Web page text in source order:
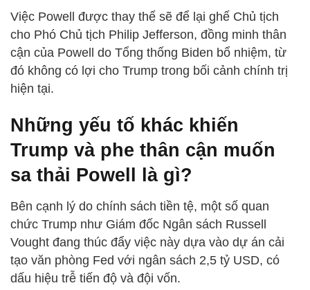
Việc Powell được thay thế sẽ để lại ghế Chủ tịch
cho Phó Chủ tịch Philip Jefferson, đồng minh thân
cận của Powell do Tổng thống Biden bổ nhiệm, từ
đó không có lợi cho Trump trong bối cảnh chính trị
hiện tại.
Những yếu tố khác khiến
Trump và phe thân cận muốn
sa thải Powell là gì?
Bên cạnh lý do chính sách tiền tệ, một số quan
chức Trump như Giám đốc Ngân sách Russell
Vought đang thúc đẩy việc này dựa vào dự án cải
tạo văn phòng Fed với ngân sách 2,5 tỷ USD, có
dấu hiệu trễ tiến độ và đội vốn.